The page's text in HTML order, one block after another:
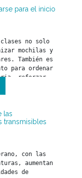
para el inicio
no solo
mochilas y
También es
para ordenar
reforzar
y realizar
salud
las
transmisibles
con las
aumentan
de